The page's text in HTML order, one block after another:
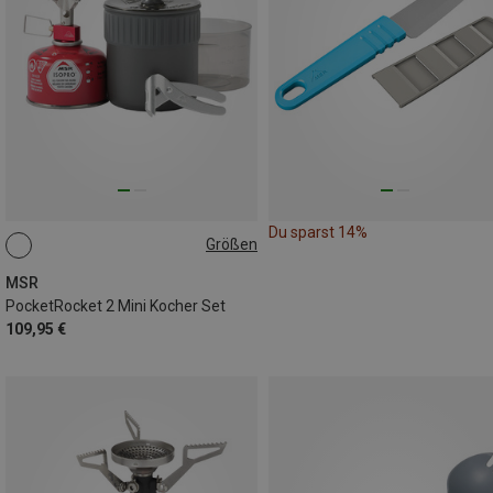
Größen
MSR
PocketRocket 2 Mini Kocher Set
109,95 €
ONE SIZE
Du sparst 14%